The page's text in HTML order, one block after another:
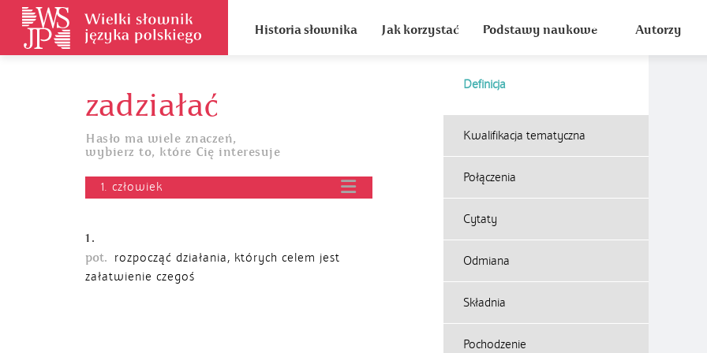
Historia słownika Jak korzystać Podstawy naukowe Autorzy
zadziałać
Hasło ma wiele znaczeń,
wybierz to, które Cię interesuje
1. człowiek
Definicja
1.
pot.
rozpocząć działania, których celem jest
załatwienie czegoś
Kwalifikacja tematyczna
Połączenia
Cytaty
Odmiana
Składnia
Pochodzenie